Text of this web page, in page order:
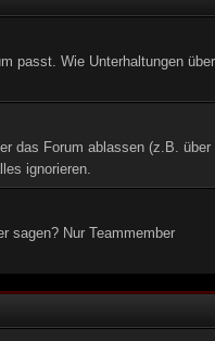
passt. Wie Unterhaltungen über
das Forum ablassen (z.B. über
ignorieren.
sagen? Nur Teammember